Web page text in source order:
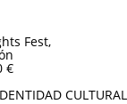
Fest,
€